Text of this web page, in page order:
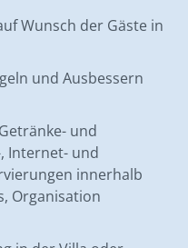
Wunsch der Gäste in
und Ausbessern
und
Internet- und
innerhalb
Organisation